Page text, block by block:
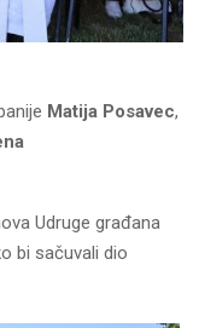
Matija Posavec,
Udruge građana
bi sačuvali dio